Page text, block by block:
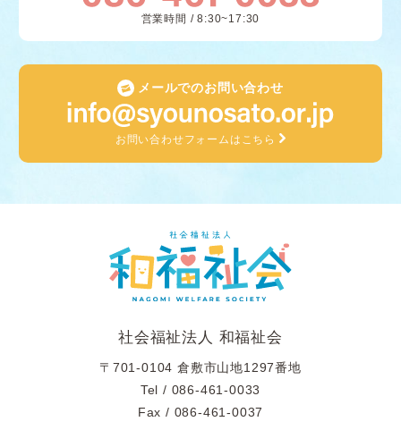
営業時間 / 8:30~17:30
メールでのお問い合わせ
お問い合わせフォームはこちら
社会福祉法人 和福祉会
〒701-0104 倉敷市山地1297番地
Tel / 086-461-0033
Fax / 086-461-0037